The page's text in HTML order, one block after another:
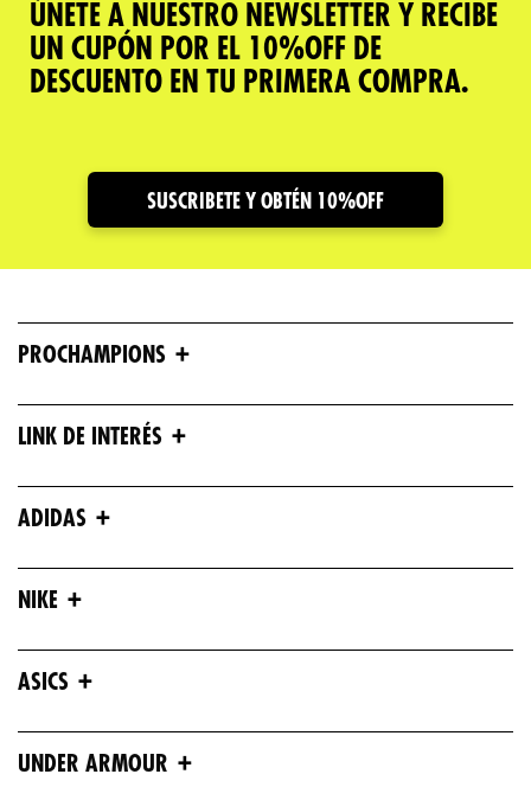
ÚNETE A NUESTRO NEWSLETTER Y RECIBE
UN CUPÓN POR EL 10%OFF DE
DESCUENTO EN TU PRIMERA COMPRA.
SUSCRIBETE Y OBTÉN 10%OFF
PROCHAMPIONS +
LINK DE INTERÉS +
ADIDAS +
NIKE +
ASICS +
UNDER ARMOUR +